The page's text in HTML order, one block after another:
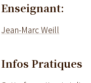
Enseignant:
Jean-Marc Weill
Infos Pratiques